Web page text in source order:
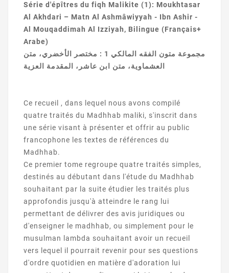
Série d'épîtres du fiqh Malikite (1): Moukhtasar
Al Akhdari – Matn Al Ashmâwiyyah - Ibn Ashir -
Al Mouqaddimah Al Izziyah, Bilingue (Français+
Arabe)
مجموعة متون الفقه المالكي 1 : مختصر الأخضري، متن
العشماوية، متن ابن عاشر، المقدمة العزية
Ce recueil
, dans lequel nous avons compilé
quatre traités du Madhhab maliki, s'inscrit dans
une série visant à présenter et offrir au public
francophone les textes de références du
Madhhab.
Ce premier tome regroupe quatre traités simples,
destinés au débutant dans l'étude du Madhhab
souhaitant par la suite étudier les traités plus
approfondis jusqu'à atteindre le rang lui
permettant de délivrer des avis juridiques ou
d'enseigner le madhhab, ou simplement pour le
musulman lambda souhaitant avoir un recueil
vers lequel il pourrait revenir pour ses questions
d'ordre quotidien en matière d'adoration lui